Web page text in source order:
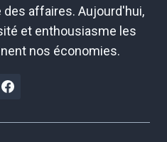
affaires. Aujourd'hui,
et enthousiasme les
nos économies.